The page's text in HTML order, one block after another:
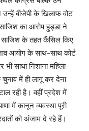
उन्हें बीजेपी के खिलाफ वोट
का आरोप हुड्डा ने
साजिश के तहत कैंसिल किए
आयोग के साथ-साथ कोर्ट
साधा निशाना महिला
में ही लागू कर देना
रही है। वहीं प्रदेश में
में कानून व्यवस्था पूरी
को अंजाम दे रहे हैं।